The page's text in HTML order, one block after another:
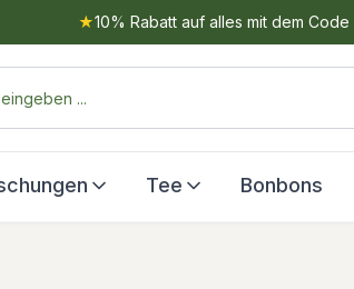
★10% Rabatt auf alles mit dem Code
Tee Bonbons